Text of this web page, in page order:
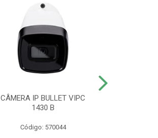
CÂMERA IP BULLET VIPC
1430 B
Código: 570044